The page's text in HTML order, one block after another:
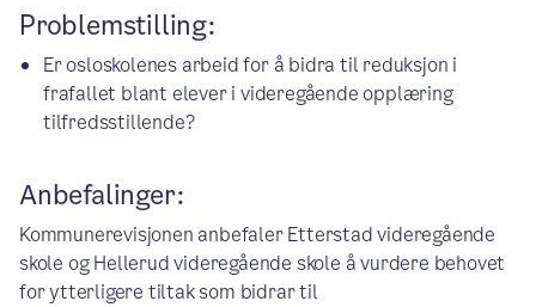
Problemstilling:
Er osloskolenes arbeid for å bidra til reduksjon i
frafallet blant elever i videregående opplæring
tilfredsstillende?
Anbefalinger:
Kommunerevisjonen anbefaler Etterstad videregående
skole og Hellerud videregående skole å vurdere behovet
for ytterligere tiltak som bidrar til